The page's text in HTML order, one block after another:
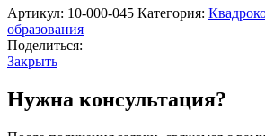
Артикул: 10-000-045 Категория:
образования
Поделиться:
Закрыть
Нужна консультация?